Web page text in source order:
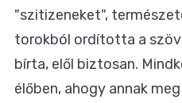
"szitizeneket",
torokból ordította a
bírta, elől biztosan.
élőben, ahogy annak